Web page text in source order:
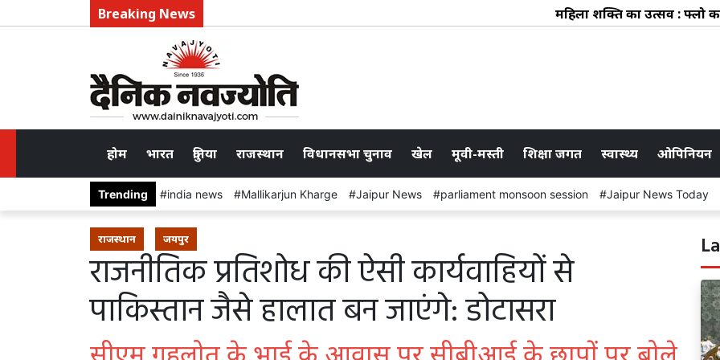
Breaking News महिला शक्ति का उत्सव : फ्लो
होम भारत दुनिया राजस्थान विधानसभा चुनाव खेल मूवी-मस्ती शिक्षा जगत स्वास्थ्य ओपिनियन
Trending india news Mallikarjun Kharge Jaipur News parliament monsoon session Jaipur News Today
राजस्थान जयपुर
राजनीतिक प्रतिशोध की ऐसी कार्यवाहियों से
पाकिस्तान जैसे हालात बन जाएंगे: डोटासरा
सीएम गहलोत के भाई के आवास पर सीबीआई के छापों पर बोले